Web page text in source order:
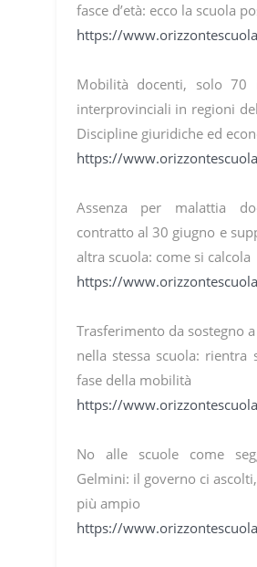
fasce d’età: ecco la scuola
https://
Mobilità docenti, solo 70
interprovinciali in regioni
Discipline giuridiche ed
https://
Assenza per malattia
contratto al 30 giugno e
altra scuola: come si calcola
https://
Trasferimento da sostegno
nella stessa scuola: rientra
fase della mobilità
https://
No alle scuole come
Gelmini: il governo ci
più ampio
https://